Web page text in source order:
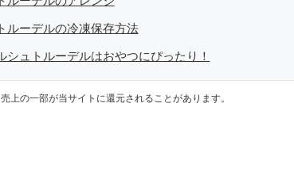
ルーデルの冷凍保存方法
シュトルーデルはおやつにぴったり！
の一部が当サイトに還元されることがあります。